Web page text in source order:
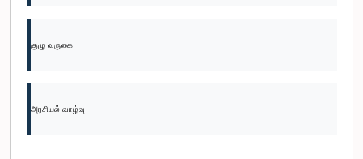
குழு வருகை
அரசியல் வாழ்வு